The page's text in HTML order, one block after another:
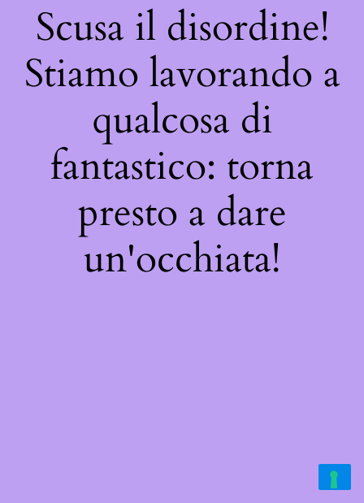
Scusa il disordine!
Stiamo lavorando a
qualcosa di
fantastico: torna
presto a dare
un'occhiata!